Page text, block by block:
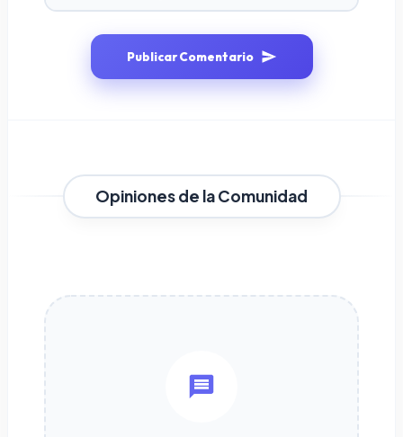
Publicar Comentario
Opiniones de la Comunidad